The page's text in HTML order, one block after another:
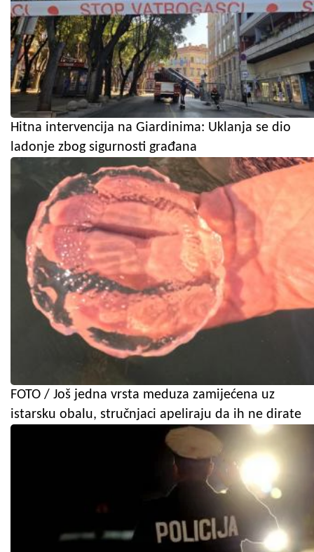
Hitna intervencija na Giardinima: Uklanja se dio
ladonje zbog sigurnosti građana
FOTO / Još jedna vrsta meduza zamijećena uz
istarsku obalu, stručnjaci apeliraju da ih ne dirate